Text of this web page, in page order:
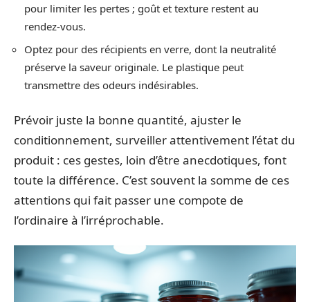
pour limiter les pertes ; goût et texture restent au
rendez-vous.
Optez pour des récipients en verre, dont la neutralité
préserve la saveur originale. Le plastique peut
transmettre des odeurs indésirables.
Prévoir juste la bonne quantité, ajuster le
conditionnement, surveiller attentivement l’état du
produit : ces gestes, loin d’être anecdotiques, font
toute la différence. C’est souvent la somme de ces
attentions qui fait passer une compote de
l’ordinaire à l’irréprochable.